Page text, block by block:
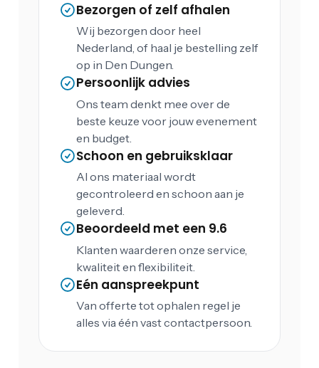
Bezorgen of zelf afhalen
Wij bezorgen door heel
Nederland, of haal je bestelling zelf
op in Den Dungen.
Persoonlijk advies
Ons team denkt mee over de
beste keuze voor jouw evenement
en budget.
Schoon en gebruiksklaar
Al ons materiaal wordt
gecontroleerd en schoon aan je
geleverd.
Beoordeeld met een 9.6
Klanten waarderen onze service,
kwaliteit en flexibiliteit.
Eén aanspreekpunt
Van offerte tot ophalen regel je
alles via één vast contactpersoon.